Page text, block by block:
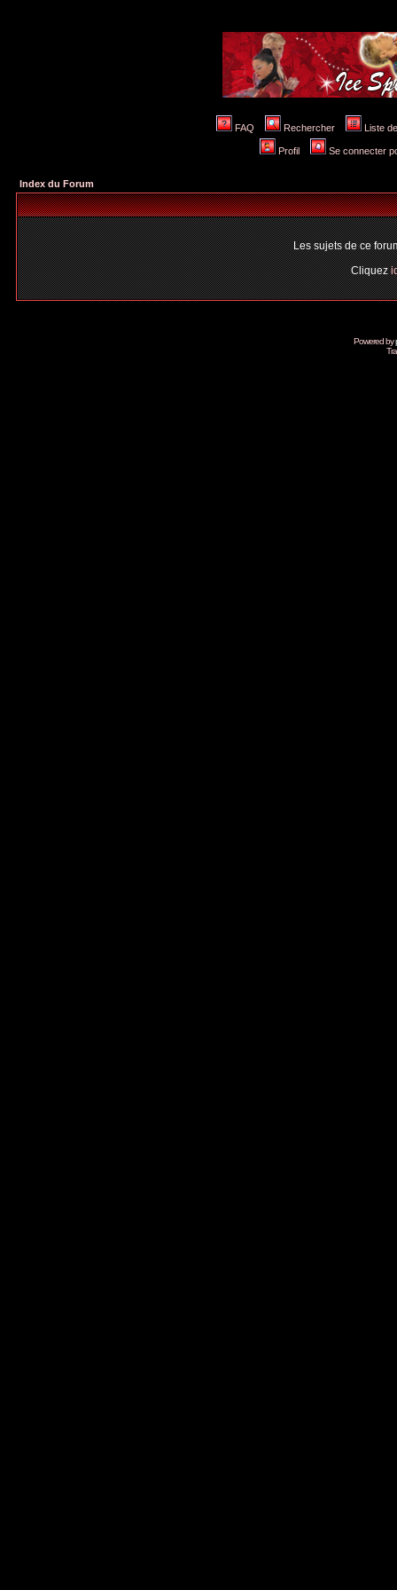
FAQ Rechercher Liste
Profil Se connecter
Index du Forum
Les sujets de ce
Cliquez
Powered by